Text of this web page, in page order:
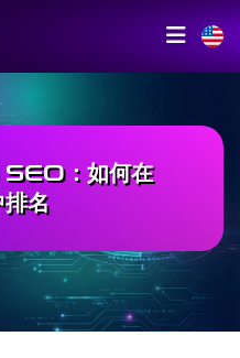
：如何在
名